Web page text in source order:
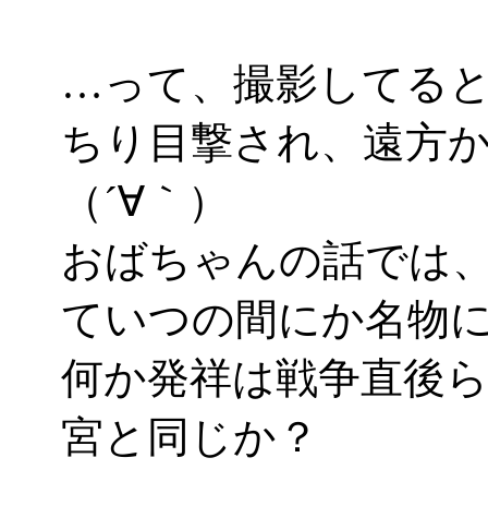
…って、撮影してる
ちり目撃され、遠方
（´∀｀）
おばちゃんの話では
ていつの間にか名物
何か発祥は戦争直後
宮と同じか？